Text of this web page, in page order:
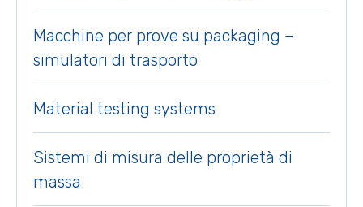
Macchine per prove su packaging –
simulatori di trasporto
Material testing systems
Sistemi di misura delle proprietà di
massa